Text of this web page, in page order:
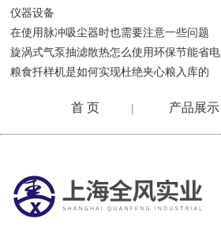
仪器设备
在使用脉冲吸尘器时也需要注意一些问题
旋涡式气泵抽滤散热怎么使用环保节能省电
粮食扦样机是如何实现杜绝夹心粮入库的
首 页 | 产品展示